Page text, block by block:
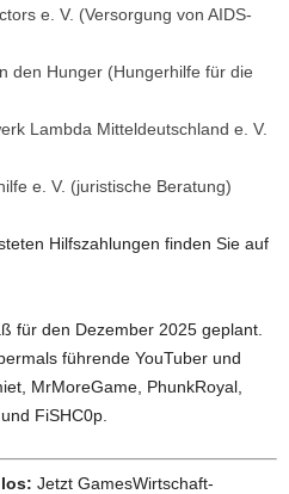
e. V. (Versorgung von AIDS-
den Hunger (Hungerhilfe für die
Lambda Mitteldeutschland e. V.
e. V. (juristische Beratung)
Hilfszahlungen finden Sie auf
für den Dezember 2025 geplant.
führende YouTuber und
MrMoreGame, PhunkRoyal,
FiSHC0p.
Jetzt GamesWirtschaft-